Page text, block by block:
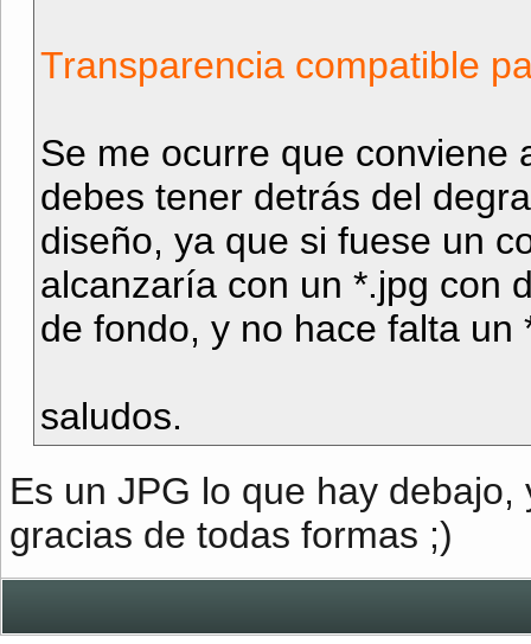
Transparencia compatible
Se me ocurre que
debes tener detrás del
diseño, ya que si fuese un
alcanzaría con un *.jpg con
de fondo, y no hace falta un
saludos.
Es un JPG lo que hay
gracias de todas formas ;)